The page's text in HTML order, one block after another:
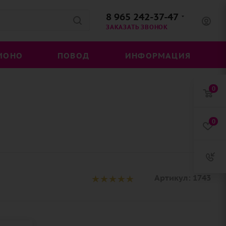
8 965 242-37-47
ЗАКАЗАТЬ ЗВОНОК
ПОВОД ИНФОРМАЦИЯ
0
0